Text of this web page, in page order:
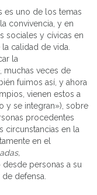
es uno de los temas
convivencia, y en
sociales y cívicas en
calidad de vida.
la
veces de
fuimos así, y ahora
vienen estos a
y se integran»), sobre
procedentes
circunstancias en la
en el
personas a su
defensa.